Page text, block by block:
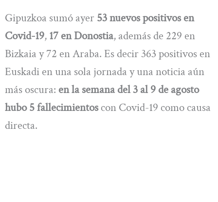
Gipuzkoa sumó ayer 53 nuevos positivos en
Covid-19, 17 en Donostia, además de 229 en
Bizkaia y 72 en Araba. Es decir 363 positivos en
Euskadi en una sola jornada y una noticia aún
más oscura: en la semana del 3 al 9 de agosto
hubo 5 fallecimientoscon Covid-19 como causa
directa.